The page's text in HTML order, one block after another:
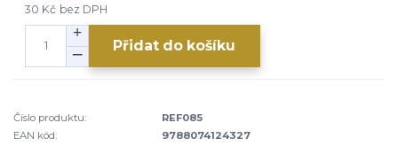
30 Kč bez DPH
Přidat do košíku
Číslo produktu:
REF085
EAN kód:
9788074124327